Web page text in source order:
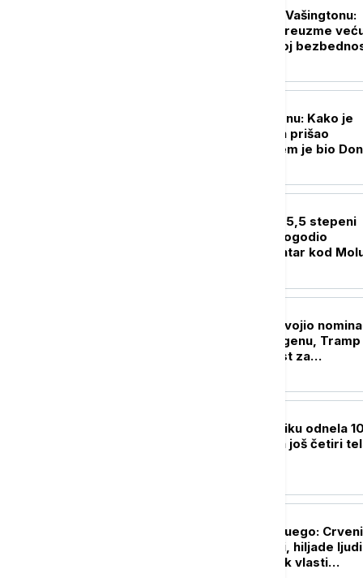
Rubio i Miliband u Vašingtonu:
Evropa mora da preuzme
ulogu u sopstvenoj
Istraga u Vašingtonu: Kako je
komercijalni avion prišao
helikopteru u kojem je bio
Zemljotres jačine 5,5 stepeni
Rihterove skale pogodio
Indoneziju, epicentar kod
Abdul El-Sajed osvojio
demokrata u Mičigenu,
da je to dobra vest za
Lavina na Broad Piku odnela 10
života: Pronađena još četiri
Erupcija vulkana Fuego: Crveni
alarm u Gvatemali, hiljade
svojih domova dok vlasti